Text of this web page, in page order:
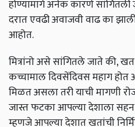
होण्यामागे अनेक कारणे
दरात एवढी अवाजवी वाढ का
आहोत.
मित्रांनो असे सांगितले जाते की,
कच्चामाल दिवसेंदिवस महाग
मिळत असला तरी याची मागणी
जास्त फटका आपल्या देशाला
म्हणजे आपल्या देशात खतांची